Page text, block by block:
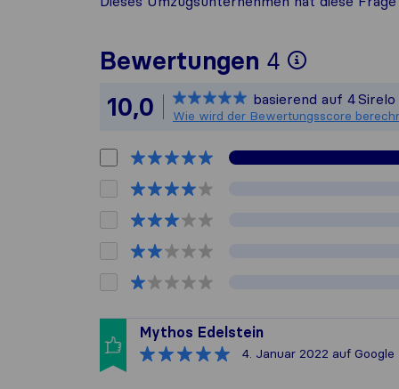
Bewertungen 4
Um
Alle
10,0 basierend auf 4
Wie wird der Bewertungsscore
Mythos Edelstein
4. Januar 2022 auf Google